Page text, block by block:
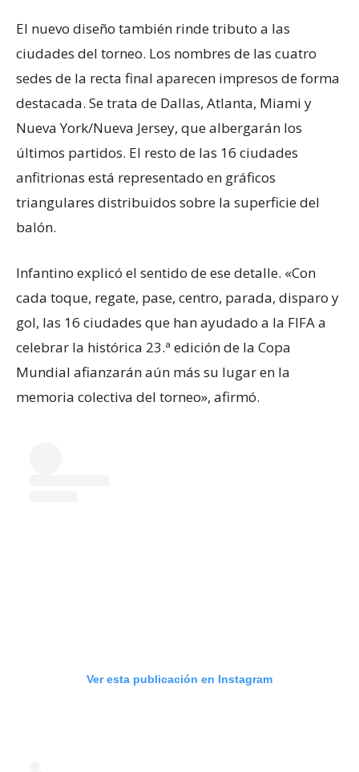
El nuevo diseño también rinde tributo a las
ciudades del torneo. Los nombres de las cuatro
sedes de la recta final aparecen impresos de forma
destacada. Se trata de Dallas, Atlanta, Miami y
Nueva York/Nueva Jersey, que albergarán los
últimos partidos. El resto de las 16 ciudades
anfitrionas está representado en gráficos
triangulares distribuidos sobre la superficie del
balón.
Infantino explicó el sentido de ese detalle. «Con
cada toque, regate, pase, centro, parada, disparo y
gol, las 16 ciudades que han ayudado a la FIFA a
celebrar la histórica 23.ª edición de la Copa
Mundial afianzarán aún más su lugar en la
memoria colectiva del torneo», afirmó.
Ver esta publicación en Instagram